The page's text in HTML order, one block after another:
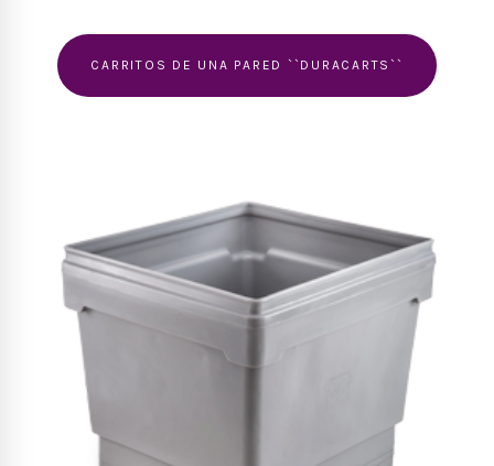
CARRITOS DE UNA PARED ``DURACARTS``